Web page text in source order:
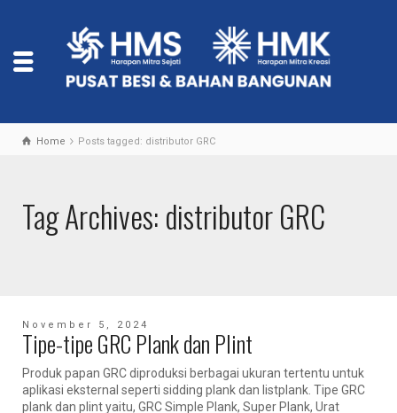
Home Posts tagged: distributor GRC
Tag Archives: distributor GRC
November 5, 2024
Tipe-tipe GRC Plank dan Plint
Produk papan GRC diproduksi berbagai ukuran tertentu untuk
aplikasi eksternal seperti sidding plank dan listplank. Tipe GRC
plank dan plint yaitu, GRC Simple Plank, Super Plank, Urat